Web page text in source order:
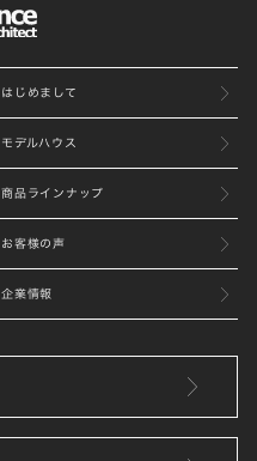
はじめまして
モデルハウス
商品ラインナップ
お客様の声
企業情報